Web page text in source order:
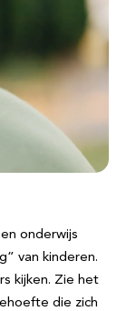
onderwijs
van kinderen.
kijken. Zie het
die zich